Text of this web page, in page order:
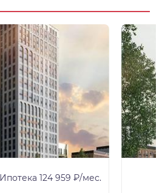
Ипотека 124 959 ₽/мес.